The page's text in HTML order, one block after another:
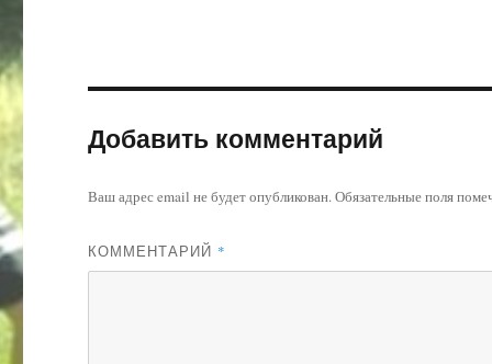
Добавить комментарий
Ваш адрес email не будет опубликован.Обязательные поля
КОММЕНТАРИЙ *